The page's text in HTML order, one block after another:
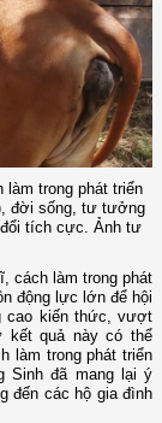
làm trong phát triển
đời sống, tư tưởng
tích cực. Ảnh tư
cách làm trong phát
động lực lớn để hội
cao kiến thức, vượt
kết quả này có thể
làm trong phát triển
Sinh đã mang lại ý
đến các hộ gia đình